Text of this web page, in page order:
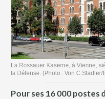
La Rossauer Kaserne, à Vienne,
la Défense. (Photo : Von
Pour ses 16 000 postes